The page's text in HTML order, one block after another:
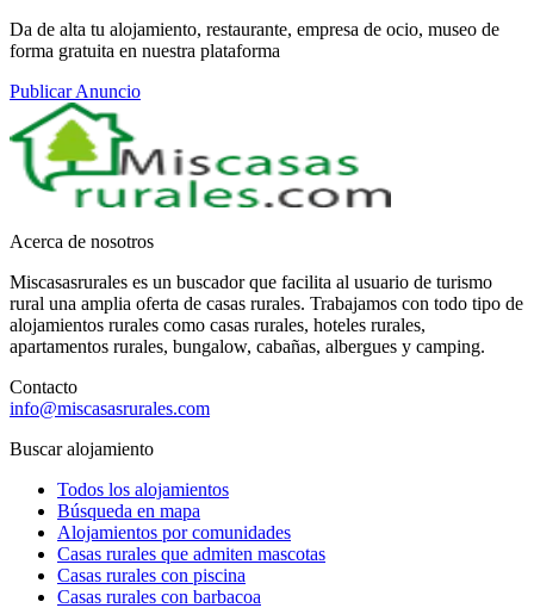
Da de alta tu alojamiento, restaurante, empresa de ocio, museo de
forma gratuita en nuestra plataforma
Publicar Anuncio
Acerca de nosotros
Miscasasrurales es un buscador que facilita al usuario de turismo
rural una amplia oferta de casas rurales. Trabajamos con todo tipo de
alojamientos rurales como casas rurales, hoteles rurales,
apartamentos rurales, bungalow, cabañas, albergues y camping.
Contacto
info@miscasasrurales.com
Buscar alojamiento
Todos los alojamientos
Búsqueda en mapa
Alojamientos por comunidades
Casas rurales que admiten mascotas
Casas rurales con piscina
Casas rurales con barbacoa